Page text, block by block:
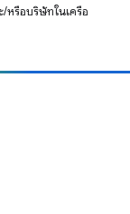
หรือบริษัทในเครือ